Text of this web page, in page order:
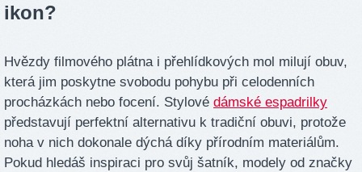
ikon?
Hvězdy filmového plátna i přehlídkových mol milují obuv,
která jim poskytne svobodu pohybu při celodenních
procházkách nebo focení. Stylové dámské espadrilky
představují perfektní alternativu k tradiční obuvi, protože
noha v nich dokonale dýchá díky přírodním materiálům.
Pokud hledáš inspiraci pro svůj šatník, modely od značky